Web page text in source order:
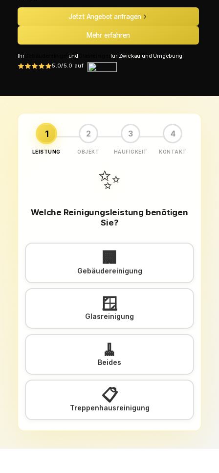
Jetzt Angebot anfragen
Mehr erfahren
IhrGebäudereiniger und Glasreinigerfür Zwickau und Umgebung
5.0/5.0 auf
1
LEISTUNG
2
OBJEKT
3
HÄUFIGKEIT
4
KONTAKT
✨
Welche Reinigungsleistung benötigen
Sie?
🏢
Gebäudereinigung
🪟
Glasreinigung
🧹
Beides
📋
Treppenhausreinigung